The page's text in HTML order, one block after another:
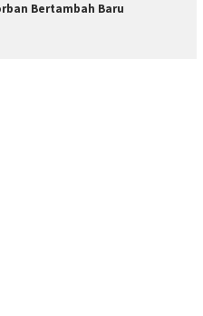
Bertambah Baru